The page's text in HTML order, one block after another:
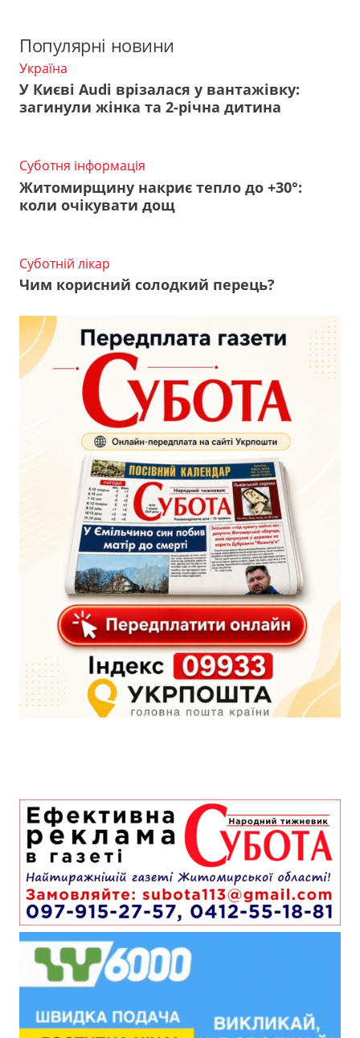
Популярні новини
Україна
У Києві Audi врізалася у вантажівку:
загинули жінка та 2-річна дитина
Суботня інформація
Житомирщину накриє тепло до +30°:
коли очікувати дощ
Суботній лікар
Чим корисний солодкий перець?